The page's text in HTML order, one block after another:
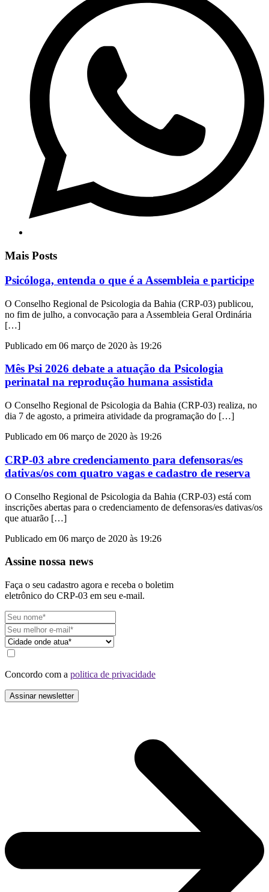
Mais Posts
Psicóloga, entenda o que é a Assembleia e participe
O Conselho Regional de Psicologia da Bahia (CRP-03) publicou,
no fim de julho, a convocação para a Assembleia Geral Ordinária
[…]
Publicado em 06 março de 2020 às 19:26
Mês Psi 2026 debate a atuação da Psicologia
perinatal na reprodução humana assistida
O Conselho Regional de Psicologia da Bahia (CRP-03) realiza, no
dia 7 de agosto, a primeira atividade da programação do […]
Publicado em 06 março de 2020 às 19:26
CRP-03 abre credenciamento para defensoras/es
dativas/os com quatro vagas e cadastro de reserva
O Conselho Regional de Psicologia da Bahia (CRP-03) está com
inscrições abertas para o credenciamento de defensoras/es dativas/os
que atuarão […]
Publicado em 06 março de 2020 às 19:26
Assine nossa news
Faça o seu cadastro agora e receba o boletim
eletrônico do CRP-03 em seu e-mail.
Concordo com a politica de privacidade